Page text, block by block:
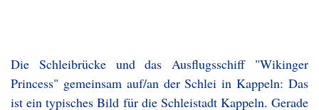
Die Schleibrücke und das Ausflugsschiff "Wikinger
Princess" gemeinsam auf/an der Schlei in Kappeln: Das
ist ein typisches Bild für die Schleistadt Kappeln. Gerade